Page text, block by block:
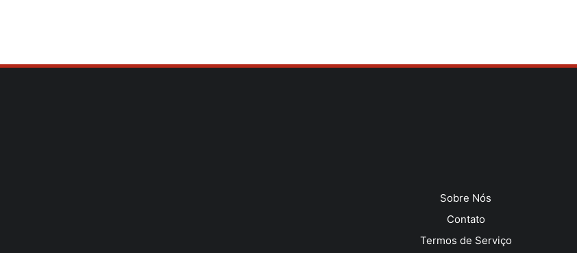
Sobre Nós
Contato
Termos de Serviço